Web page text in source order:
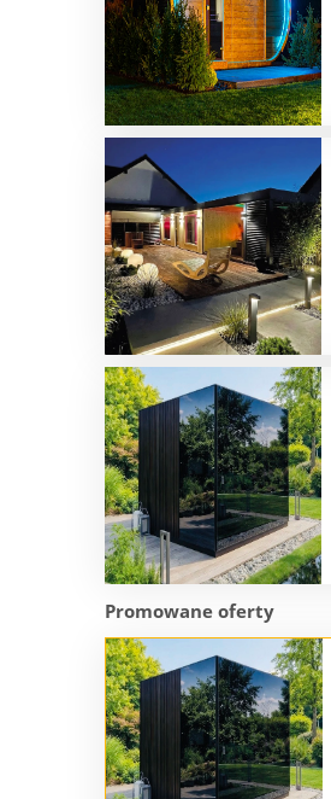
Promowane oferty